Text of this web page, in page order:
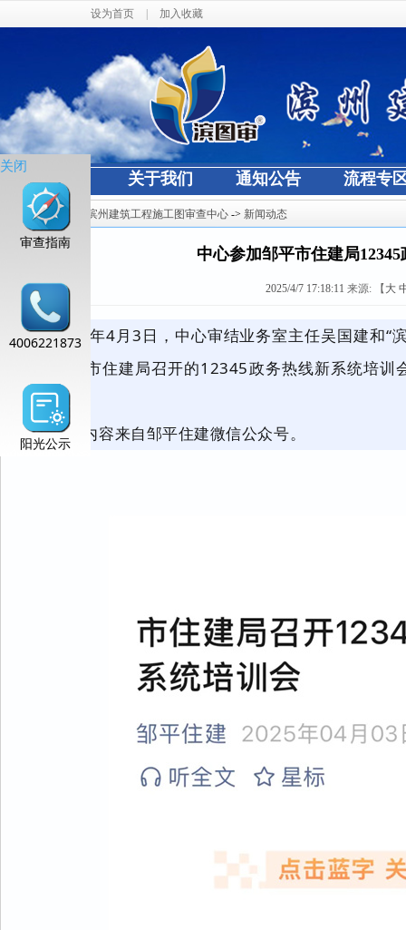
设为首页 加入收藏
网站首页 关于我们 通知公告 流程专
当前位置： 滨州建筑工程施工图审查中心 ->新闻动态
中心参加邹平市住建局
2025/4/7 17:18:11 来源: 【 大
2025年4月3日，中心审结业务室主任吴国建和“
加了邹平市住建局召开的12345政务热线新系统培
法。
以下内容来自邹平住建微信公众号。
关闭
审查指南
4006221873
阳光公示